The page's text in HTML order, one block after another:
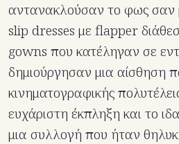
αντανακλούσαν το φως σαν
slip dresses με flapper
gowns που κατέληγαν σε
δημιούργησαν μια αίσθηση
κινηματογραφικής
ευχάριστη έκπληξη και το
μια συλλογή που ήταν